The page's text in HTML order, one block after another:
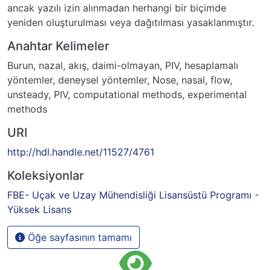
ancak yazılı izin alınmadan herhangi bir biçimde
yeniden oluşturulması veya dağıtılması yasaklanmıştır.
Anahtar Kelimeler
Burun, nazal, akış, daimi-olmayan, PIV, hesaplamalı
yöntemler, deneysel yöntemler, Nose, nasal, flow,
unsteady, PIV, computational methods, experimental
methods
URI
http://hdl.handle.net/11527/4761
Koleksiyonlar
FBE- Uçak ve Uzay Mühendisliği Lisansüstü Programı -
Yüksek Lisans
Öğe sayfasının tamamı